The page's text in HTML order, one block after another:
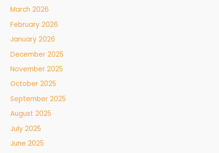
March 2026
February 2026
January 2026
December 2025
November 2025
October 2025
September 2025
August 2025
July 2025
June 2025